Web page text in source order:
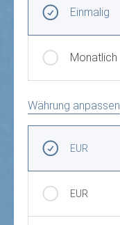
Einmalig
Monatlich
Währung anpassen
EUR
EUR